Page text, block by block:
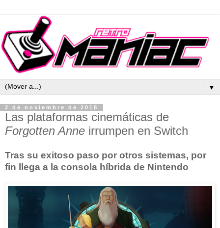
▼
2 de noviembre de 2018
Las plataformas cinemáticas de
Forgotten Anne irrumpen en Switch
Tras su exitoso paso por otros sistemas, por
fin llega a la consola híbrida de Nintendo